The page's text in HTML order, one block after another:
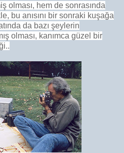
olması, hem de sonrasında
bu anısını bir sonraki kuşağa
da bazı şeylerin
olması, kanımca güzel bir